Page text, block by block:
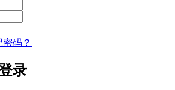
密码？
录